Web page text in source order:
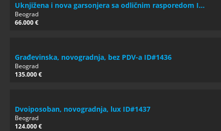
Uknjižena i nova garsonjera sa odličnim rasporedom I...
Beograd
66.000 €
Građevinska, novogradnja, bez PDV-a ID#1436
Beograd
135.000 €
Dvoiposoban, novogradnja, lux ID#1437
Beograd
124.000 €